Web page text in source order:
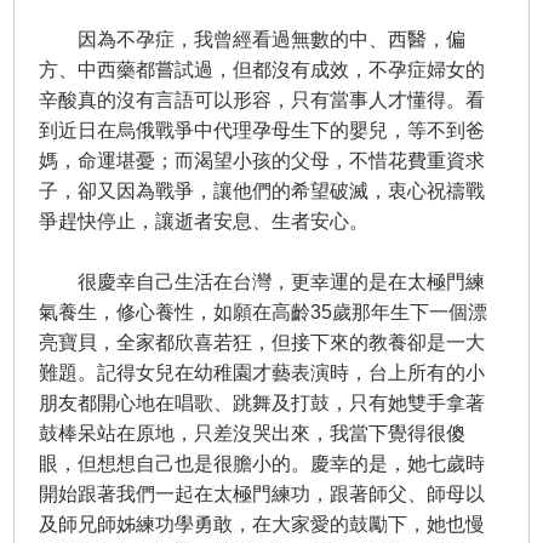
因為不孕症，我曾經看過無數的中、西醫，偏
方、中西藥都嘗試過，但都沒有成效，不孕症婦女的
辛酸真的沒有言語可以形容，只有當事人才懂得。看
到近日在烏俄戰爭中代理孕母生下的嬰兒，等不到爸
媽，命運堪憂；而渴望小孩的父母，不惜花費重資求
子，卻又因為戰爭，讓他們的希望破滅，衷心祝禱戰
爭趕快停止，讓逝者安息、生者安心。
很慶幸自己生活在台灣，更幸運的是在太極門練
氣養生，修心養性，如願在高齡35歲那年生下一個漂
亮寶貝，全家都欣喜若狂，但接下來的教養卻是一大
難題。記得女兒在幼稚園才藝表演時，台上所有的小
朋友都開心地在唱歌、跳舞及打鼓，只有她雙手拿著
鼓棒呆站在原地，只差沒哭出來，我當下覺得很傻
眼，但想想自己也是很膽小的。慶幸的是，她七歲時
開始跟著我們一起在太極門練功，跟著師父、師母以
及師兄師姊練功學勇敢，在大家愛的鼓勵下，她也慢